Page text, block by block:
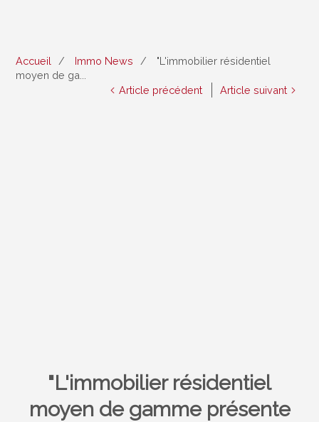
Accueil Immo News
"L'immobilier résidentiel
moyen de ga...
Article précédent
Article suivant
"L'immobilier résidentiel
moyen de gamme présente